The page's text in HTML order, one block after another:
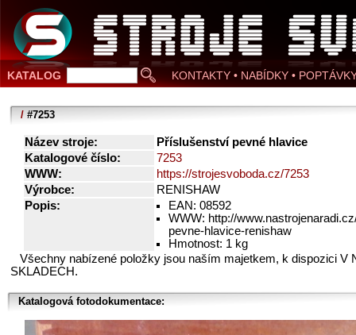
KATALOG KONTAKTY • NABÍDKY •
/ #7253
Název stroje:
Příslušenství pevné hlavice
Katalogové číslo:
7253
WWW:
https://strojesvoboda.cz/7253
Výrobce:
RENISHAW
Popis:
EAN: 08592
WWW: http://
pevne-hlavice-renishaw
Hmotnost: 1 kg
Všechny nabízené položky jsou naším majetkem, k dispozici V
SKLADECH.
Katalogová fotodokumentace: